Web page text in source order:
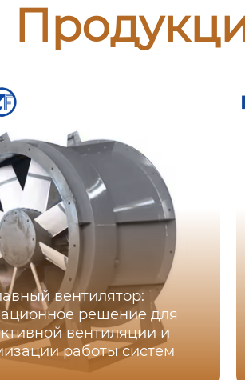
вентилятор:
решение для
вентиляции и
работы систем